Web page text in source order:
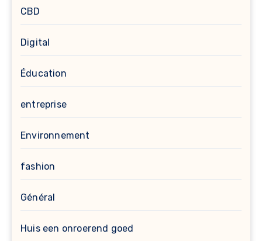
CBD
Digital
Éducation
entreprise
Environnement
fashion
Général
Huis een onroerend goed